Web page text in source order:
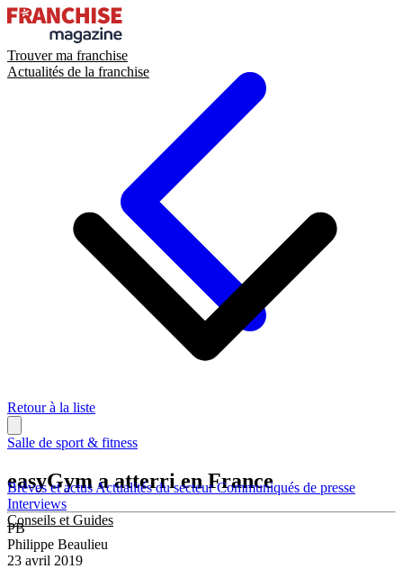
Trouver ma franchise
Actualités de la franchise
Brèves et actus Actualités du secteurCommuniqués de presse
Interviews
Conseils et Guides
Retour à la liste
Salle de sport & fitness
easyGym a atterri en France
PB
Philippe Beaulieu
23 avril 2019